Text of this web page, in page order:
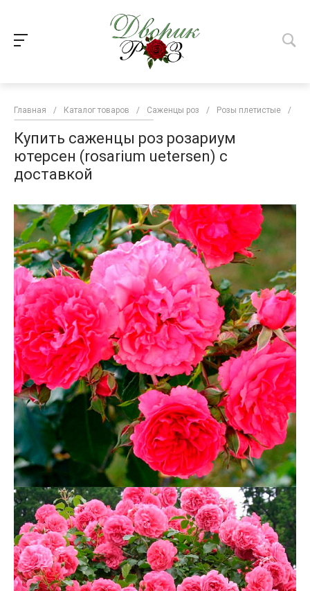
Главная / Каталог товаров / Саженцы роз / Розы плетистые /
Купить саженцы роз розариум
ютерсен (rosarium uetersen) с
доставкой